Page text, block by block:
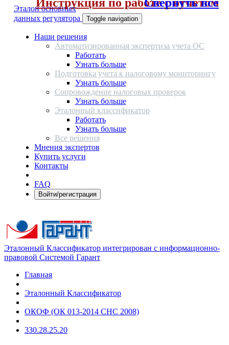
Эталон основных
данных регулятора
Toggle navigation
Наши решения
Автоматизированная экспертиза учета ОС
Работать
Узнать больше
Подготовка учета к налоговому мониторингу
Узнать больше
Сопровождение налоговых проверок
Узнать больше
Эталонный классификатор
Работать
Узнать больше
Все решения
Мнения экспертов
Купить услуги
Контакты
FAQ
Войти/регистрация
Эталонный Классификатор интегрирован с информационно-
правовой Системой Гарант
Главная
Эталонный Классификатор
ОКОФ (ОК 013-2014 СНС 2008)
330.28.25.20